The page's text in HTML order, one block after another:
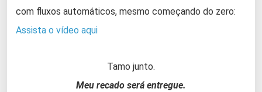
com fluxos automáticos, mesmo começando do zero:
Assista o vídeo aqui
Tamo junto.
Meu recado será entregue.